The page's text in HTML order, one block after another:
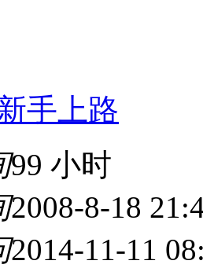
手上路
99 小时
2008-8-18
2014-11-11